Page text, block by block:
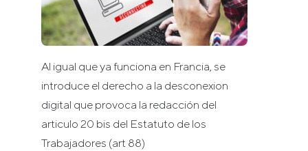
Al igual que ya funciona en Francia, se
introduce el derecho a la desconexion
digital que provoca la redacción del
articulo 20 bis del Estatuto de los
Trabajadores (art 88)